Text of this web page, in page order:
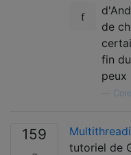
de
fin
peux
Core
159
tutoriel de